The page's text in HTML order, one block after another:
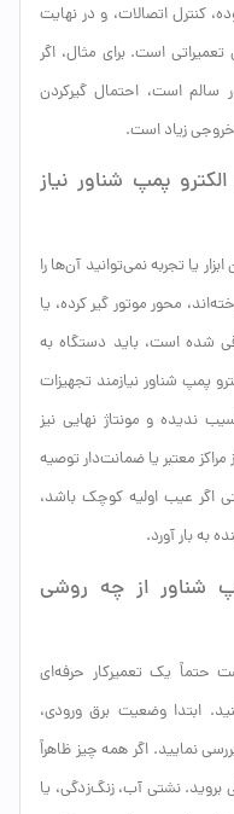
کنترل اتصالات، و در نهایت
است. برای مثال، اگر
است، احتمال گیرکردن
زیاد است.
پمپ شناور نیاز
یا تجربه نمی‌توانید آن‌ها را
محور موتور گیر کرده، یا
شده است، باید دستگاه به
پمپ شناور نیازمند تجهیزات
و مونتاژ نهایی نیز
معتبر یا ضمانت‌دار توصیه
اگر عیب اولیه کوچک باشد،
به بار آورد.
شناور از چه روشی
حتماً یک تعمیرکار حرفه‌ای
ابتدا وضعیت برق ورودی،
نمایید. اگر همه چیز ظاهراً
بروید. نشتی آب، زنگ‌زدگی، یا